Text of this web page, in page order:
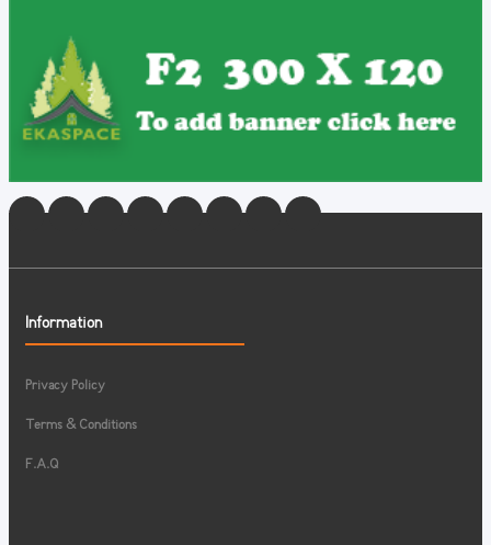
Information
Privacy Policy
Terms & Conditions
F.A.Q